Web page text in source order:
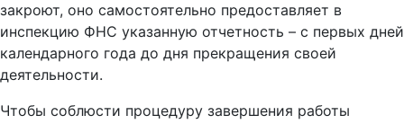
закроют, оно самостоятельно предоставляет в
инспекцию ФНС указанную отчетность – с первых дней
календарного года до дня прекращения своей
деятельности.
Чтобы соблюсти процедуру завершения работы